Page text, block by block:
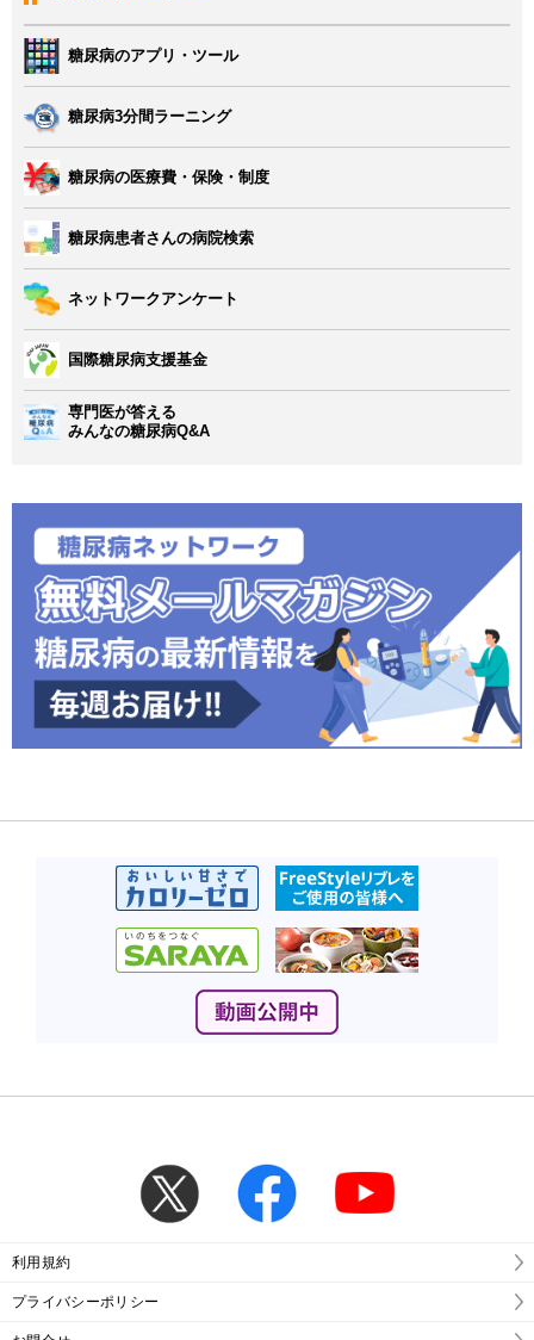
糖尿病のアプリ・ツール
糖尿病3分間ラーニング
糖尿病の医療費・保険・制度
糖尿病患者さんの病院検索
ネットワークアンケート
国際糖尿病支援基金
専門医が答える
みんなの糖尿病Q&A
利用規約
プライバシーポリシー